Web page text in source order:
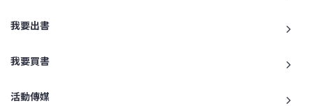
我要出書
我要買書
活動傳媒